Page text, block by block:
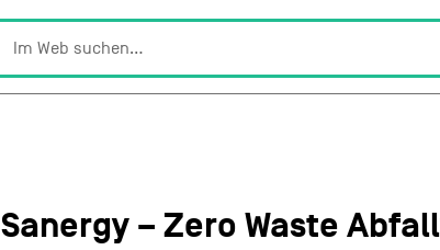
Sanergy – Zero Waste